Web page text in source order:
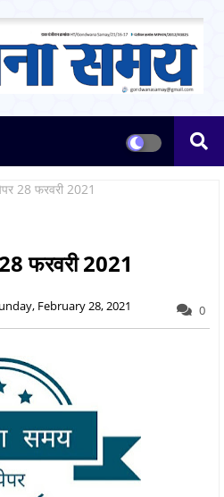
28 फरवरी 2021
फरवरी 2021
February 28, 2021 0